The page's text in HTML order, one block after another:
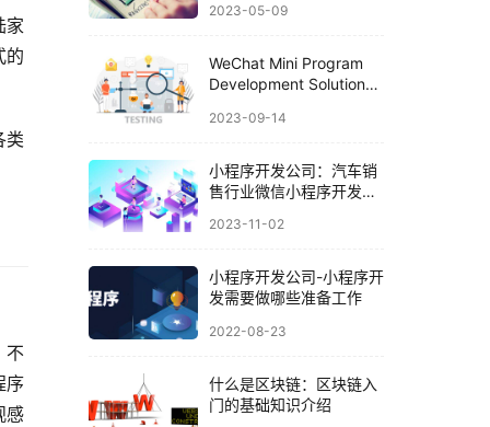
家
的
类
不
序
感
2023-05-09
WeChat Mini Program
Development Solution
Industry
2023-09-14
小程序开发公司：汽车销
售行业微信小程序开发解
2023-11-02
小程序开发公司-小程序开
发需要做哪些准备工作
2022-08-23
什么是区块链：区块链入
门的基础知识介绍